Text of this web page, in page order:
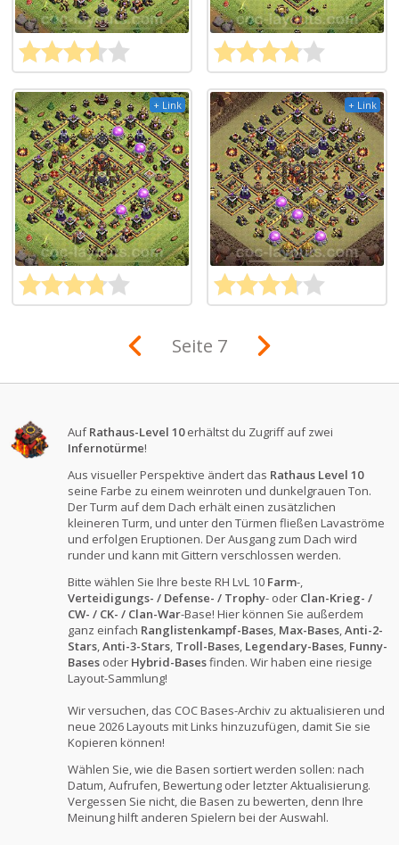
+ Link + Link
Seite 7
AufRathaus-Level 10erhältst du Zugriff auf zwei
Infernotürme!
Aus visueller Perspektive ändert das Rathaus Level 10
seine Farbe zu einem weinroten und dunkelgrauen Ton.
Der Turm auf dem Dach erhält einen zusätzlichen
kleineren Turm, und unter den Türmen fließen Lavaströme
und erfolgen Eruptionen. Der Ausgang zum Dach wird
runder und kann mit Gittern verschlossen werden.
Bitte wählen Sie Ihre beste RH LvL 10 Farm-,
Verteidigungs- / Defense- / Trophy- oder Clan-Krieg- /
CW- / CK- / Clan-War-Base! Hier können Sie außerdem
ganz einfach Ranglistenkampf-Bases, Max-Bases,Anti-2-
Stars,Anti-3-Stars, Troll-Bases, Legendary-Bases, Funny-
Bases oder Hybrid-Basesfinden. Wir haben eine riesige
Layout-Sammlung!
Wir versuchen, das COC Bases-Archiv zu aktualisieren und
neue 2026 Layouts mit Links hinzuzufügen, damit Sie sie
Kopieren können!
Wählen Sie, wie die Basen sortiert werden sollen: nach
Datum, Aufrufen, Bewertung oder letzter Aktualisierung.
Vergessen Sie nicht, die Basen zu bewerten, denn Ihre
Meinung hilft anderen Spielern bei der Auswahl.